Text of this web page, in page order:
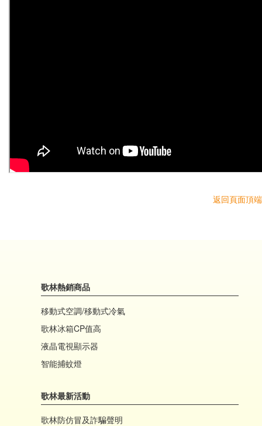
返回頁面頂端
歌林熱銷商品
移動式空調/移動式冷氣
歌林冰箱CP值高
液晶電視顯示器
智能捕蚊燈
歌林最新活動
歌林防仿冒及詐騙聲明